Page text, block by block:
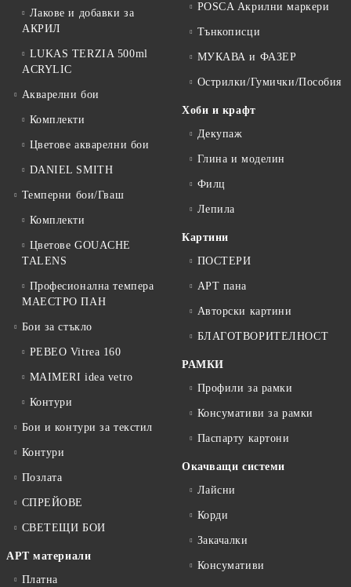
Лакове и добавки за
АКРИЛ
LUKAS TERZIA 500ml
ACRYLIC
Акварелни бои
Комплекти
Цветове акварелни бои
DANIEL SMITH
Темперни бои/Гваш
Комплекти
Цветове GOUACHE
TALENS
Професионална темпера
МАЕСТРО ПАН
Бои за стъкло
PEBEO Vitrea 160
MAIMERI idea vetro
Контури
Бои и контури за текстил
Контури
Позлата
СПРЕЙОВЕ
СВЕТЕЩИ БОИ
АРТ материали
Платна
POSCA Акрилни маркери
Тънкописци
МУКАВА и ФАЗЕР
Острилки/Гумички/Пособия
Хоби и крафт
Декупаж
Глина и моделин
Филц
Лепила
Картини
ПОСТЕРИ
АРТ пана
Авторски картини
БЛАГОТВОРИТЕЛНОСТ
РАМКИ
Профили за рамки
Консумативи за рамки
Паспарту картони
Окачващи системи
Лайсни
Корди
Закачалки
Консумативи